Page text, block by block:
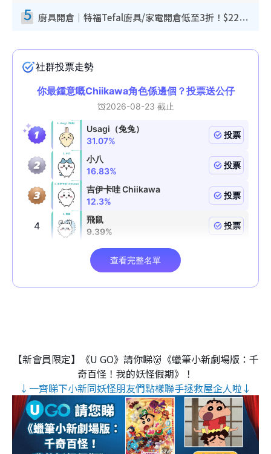
5 廚具開倉｜特福Tefal廚具/家電開倉低至3折！$220起買平底鍋/炒鑊/湯煲！電飯煲/吸塵機/燙斗$418起
【新會員限定】《U GO》請你睇👹《蠟筆小新劇場版：千
奇百怪！我的妖怪假期》！
↓一齊睇下小新同妖怪朋友們點樣聯手拯救屋企人啦↓